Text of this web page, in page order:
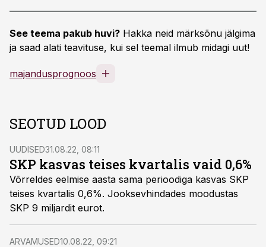
See teema pakub huvi? Hakka neid märksõnu jälgima
ja saad alati teavituse, kui sel teemal ilmub midagi uut!
majandusprognoos
SEOTUD LOOD
UUDISED31.08.22, 08:11
SKP kasvas teises kvartalis vaid 0,6%
Võrreldes eelmise aasta sama perioodiga kasvas SKP
teises kvartalis 0,6%. Jooksevhindades moodustas
SKP 9 miljardit eurot.
ARVAMUSED10.08.22, 09:21